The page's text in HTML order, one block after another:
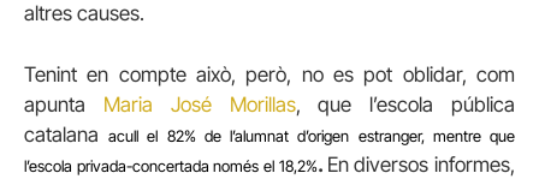
altres causes.
Tenint en compte això, però, no es pot oblidar, com
apunta Maria José Morillas, que l’escola pública
catalanaacull el 82% de l’alumnat d’origen estranger, mentre que
l’escola privada-concertada només el 18,2%. En diversos informes,